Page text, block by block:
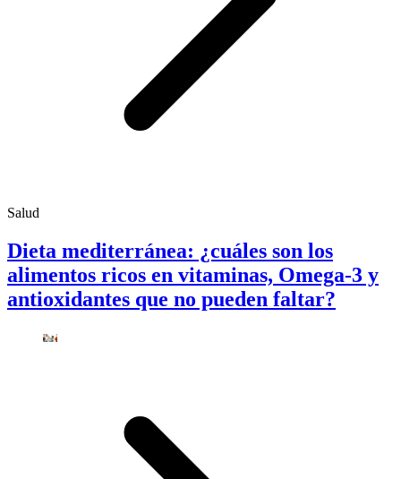
Salud
Dieta mediterránea: ¿cuáles son los
alimentos ricos en vitaminas, Omega-3 y
antioxidantes que no pueden faltar?